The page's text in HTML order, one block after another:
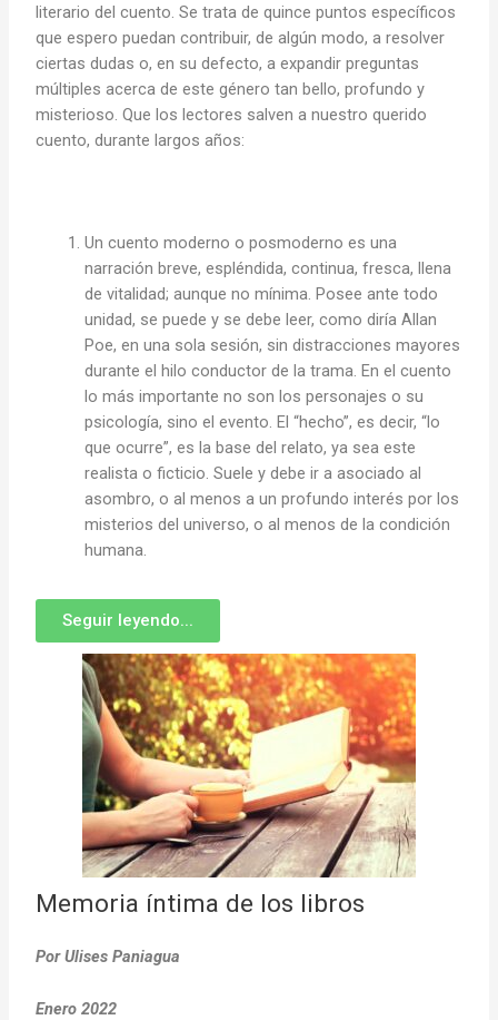
literario del cuento. Se trata de quince puntos específicos
que espero puedan contribuir, de algún modo, a resolver
ciertas dudas o, en su defecto, a expandir preguntas
múltiples acerca de este género tan bello, profundo y
misterioso. Que los lectores salven a nuestro querido
cuento, durante largos años:
Un cuento moderno o posmoderno es una
narración breve, espléndida, continua, fresca, llena
de vitalidad; aunque no mínima. Posee ante todo
unidad, se puede y se debe leer, como diría Allan
Poe, en una sola sesión, sin distracciones mayores
durante el hilo conductor de la trama. En el cuento
lo más importante no son los personajes o su
psicología, sino el evento. El “hecho”, es decir, “lo
que ocurre”, es la base del relato, ya sea este
realista o ficticio. Suele y debe ir a asociado al
asombro, o al menos a un profundo interés por los
misterios del universo, o al menos de la condición
humana.
Seguir leyendo...
Memoria íntima de los libros
Por Ulises Paniagua
Enero 2022